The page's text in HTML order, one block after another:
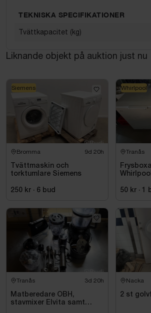
TEKNISKA SPECIFIKATIONER
Tvättkapacitet (kg)
Liknande objekt på auktion just nu
Bromma 9d 20h
Tvättmaskin och
torktumlare Siemens
250 kr · 6 bud
Siemens
Tranås
Whirlpool
50 kr · 1
Whirlpool
Tranås 3d 20h
Matberedare OBH,
stavmixer Elvita samt
Nacka
2 st